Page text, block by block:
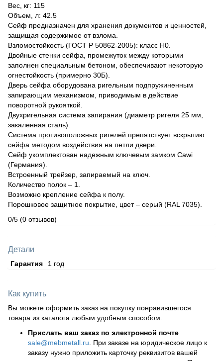
Вес, кг: 115
Объем, л: 42.5
Сейф предназначен для хранения документов и ценностей,
защищая содержимое от взлома.
Взломостойкость (ГОСТ Р 50862-2005): класс Н0.
Двойные стенки сейфа, промежуток между которыми
заполнен специальным бетоном, обеспечивают некоторую
огнестойкость (примерно 30Б).
Дверь сейфа оборудована ригельным подпружиненным
запирающим механизмом, приводимым в действие
поворотной рукояткой.
Двухригельная система запирания (диаметр ригеля 25 мм,
закаленная сталь).
Система противоположных ригелей препятствует вскрытию
сейфа методом воздействия на петли двери.
Сейф укомплектован надежным ключевым замком Cawi
(Германия).
Встроенный трейзер, запираемый на ключ.
Количество полок – 1.
Возможно крепление сейфа к полу.
Порошковое защитное покрытие, цвет – серый (RАL 7035).
0/5 (0 отзывов)
Детали
Гарантия 1 год
Как купить
Вы можете оформить заказ на покупку понравившегося
товара из каталога любым удобным способом.
Прислать ваш заказ по электронной почте
sale@mebmetall.ru . При заказе на юридическое лицо к
заказу нужно приложить карточку реквизитов вашей